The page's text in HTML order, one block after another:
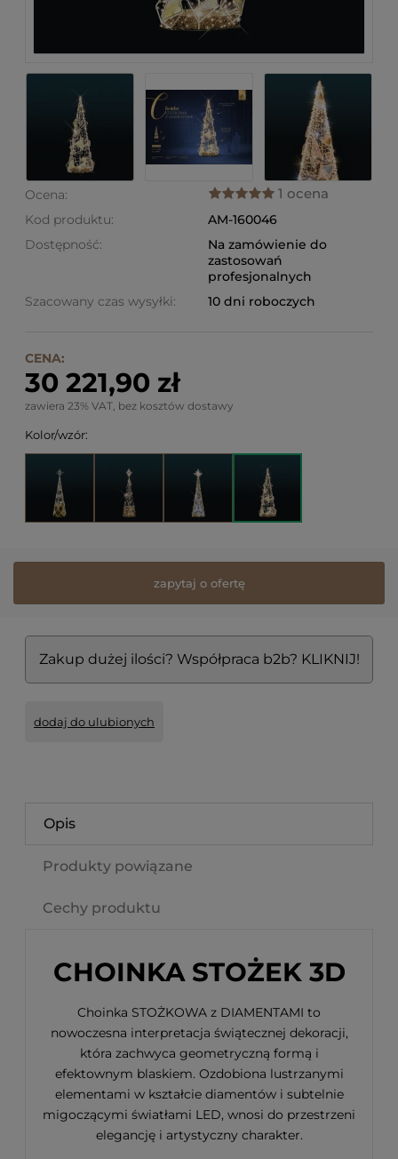
Ocena: 1 ocena
Kod produktu:
AM-160046
Dostępność:
Na zamówienie do
zastosowań
profesjonalnych
Szacowany czas wysyłki:
10 dni roboczych
CENA:
30 221,90 zł
zawiera 23% VAT, bez kosztów dostawy
Kolor/wzór:
zapytaj o ofertę
Zakup dużej ilości? Współpraca b2b? KLIKNIJ!
dodaj do ulubionych
Opis
Produkty powiązane
Cechy produktu
CHOINKA STOŻEK 3D
Choinka STOŻKOWA z DIAMENTAMI to
nowoczesna interpretacja świątecznej dekoracji,
która zachwyca geometryczną formą i
efektownym blaskiem. Ozdobiona lustrzanymi
elementami w kształcie diamentów i subtelnie
migoczącymi światłami LED, wnosi do przestrzeni
elegancję i artystyczny charakter.